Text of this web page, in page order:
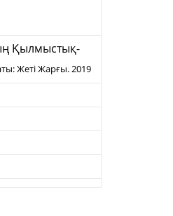
Қылмыстық-
Жеті Жарғы. 2019